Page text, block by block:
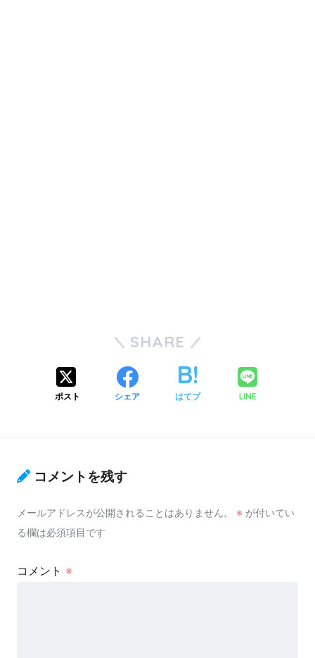
SHARE
ポスト シェア はてブ LINE
コメントを残す
メールアドレスが公開されることはありません。 ※ が付いてい
る欄は必須項目です
コメント ※